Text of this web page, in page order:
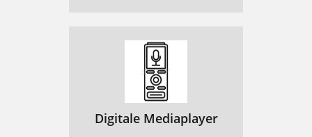
Digitale Mediaplayer